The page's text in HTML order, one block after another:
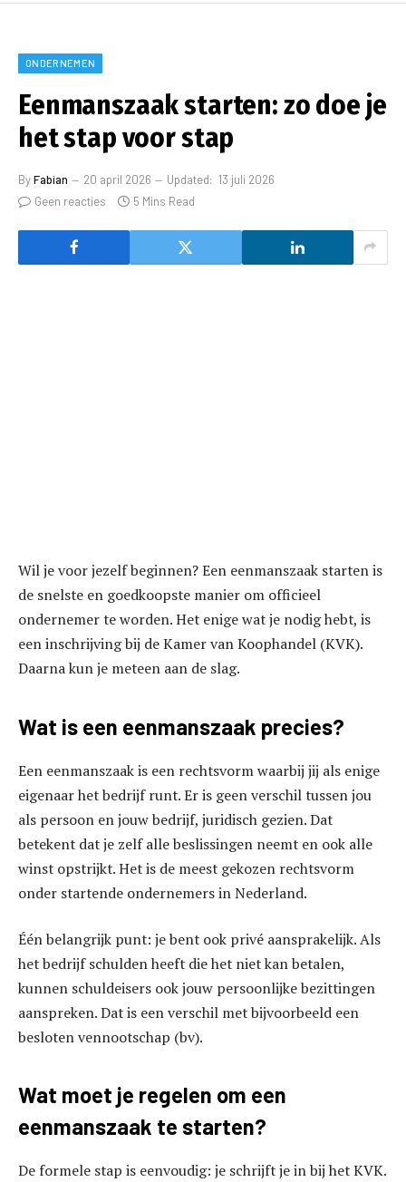
ONDERNEMEN
Eenmanszaak starten: zo doe je
het stap voor stap
ByFabian 20 april 2026 Updated: 13 juli 2026
Geen reacties
5 Mins Read
Wil je voor jezelf beginnen? Een eenmanszaak starten is
de snelste en goedkoopste manier om officieel
ondernemer te worden. Het enige wat je nodig hebt, is
een inschrijving bij de Kamer van Koophandel (KVK).
Daarna kun je meteen aan de slag.
Wat is een eenmanszaak precies?
Een eenmanszaak is een rechtsvorm waarbij jij als enige
eigenaar het bedrijf runt. Er is geen verschil tussen jou
als persoon en jouw bedrijf, juridisch gezien. Dat
betekent dat je zelf alle beslissingen neemt en ook alle
winst opstrijkt. Het is de meest gekozen rechtsvorm
onder startende ondernemers in Nederland.
Één belangrijk punt: je bent ook privé aansprakelijk. Als
het bedrijf schulden heeft die het niet kan betalen,
kunnen schuldeisers ook jouw persoonlijke bezittingen
aanspreken. Dat is een verschil met bijvoorbeeld een
besloten vennootschap (bv).
Wat moet je regelen om een
eenmanszaak te starten?
De formele stap is eenvoudig: je schrijft je in bij het KVK.